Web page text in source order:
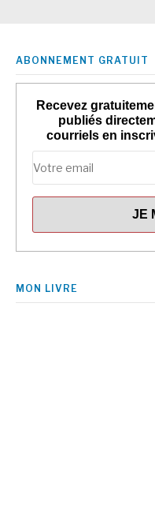
ABONNEMENT GRATUIT
Recevez
publiés
courriels en
MON LIVRE